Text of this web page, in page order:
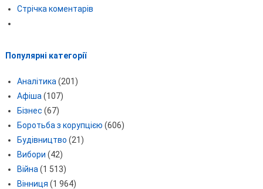
Стрічка коментарів
Популярні категорії
Аналітика (201)
Афіша (107)
Бізнес (67)
Боротьба з корупцією (606)
Будівництво (21)
Вибори (42)
Війна (1 513)
Вінниця (1 964)